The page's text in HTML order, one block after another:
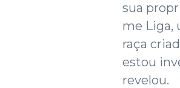
sua
me Liga,
raça
estou
revelou.